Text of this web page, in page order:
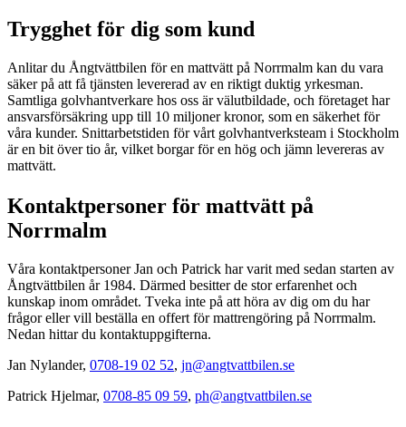
Trygghet för dig som kund
Anlitar du Ångtvättbilen för en mattvätt på Norrmalm kan du vara
säker på att få tjänsten levererad av en riktigt duktig yrkesman.
Samtliga golvhantverkare hos oss är välutbildade, och företaget har
ansvarsförsäkring upp till 10 miljoner kronor, som en säkerhet för
våra kunder. Snittarbetstiden för vårt golvhantverksteam i Stockholm
är en bit över tio år, vilket borgar för en hög och jämn levereras av
mattvätt.
Kontaktpersoner för mattvätt på
Norrmalm
Våra kontaktpersoner Jan och Patrick har varit med sedan starten av
Ångtvättbilen år 1984. Därmed besitter de stor erfarenhet och
kunskap inom området. Tveka inte på att höra av dig om du har
frågor eller vill beställa en offert för mattrengöring på Norrmalm.
Nedan hittar du kontaktuppgifterna.
Jan Nylander, 0708-19 02 52, jn@angtvattbilen.se
Patrick Hjelmar, 0708-85 09 59, ph@angtvattbilen.se